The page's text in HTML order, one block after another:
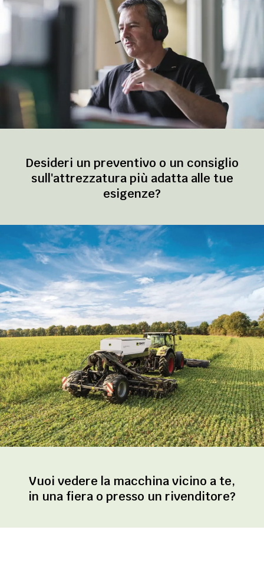
Desideri un preventivo o un consiglio
sull'attrezzatura più adatta alle tue
esigenze?
Vuoi vedere la macchina vicino a te,
in una fiera o presso un rivenditore?